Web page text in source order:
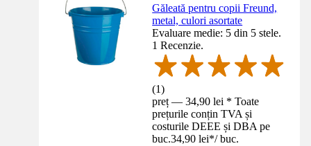
Găleată pentru copii Freund,
metal, culori asortate
Evaluare medie: 5 din 5 stele.
1 Recenzie.
(1)
preț — 34,90 lei * Toate
prețurile conțin TVA și
costurile DEEE și DBA pe
buc.34,90 lei*/ buc.